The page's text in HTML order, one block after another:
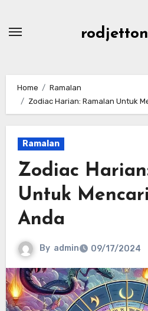
Home
Ramalan
Zodiac Harian: Ramalan Untuk
Ramalan
Zodiac
Untuk
Anda
By admin 09/17/2024